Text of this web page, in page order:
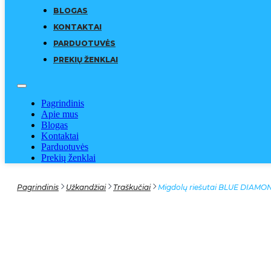
BLOGAS
KONTAKTAI
PARDUOTUVĖS
PREKIŲ ŽENKLAI
Pagrindinis
Apie mus
Blogas
Kontaktai
Parduotuvės
Prekių ženklai
Pagrindinis Užkandžiai Traškučiai Migdolų riešutai BLUE